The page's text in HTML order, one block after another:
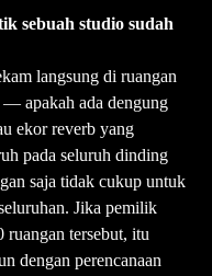
sebuah studio sudah
langsung di ruangan
— apakah ada dengung
ekor reverb yang
pada seluruh dinding
saja tidak cukup untuk
Jika pemilik
tersebut, itu
dengan perencanaan